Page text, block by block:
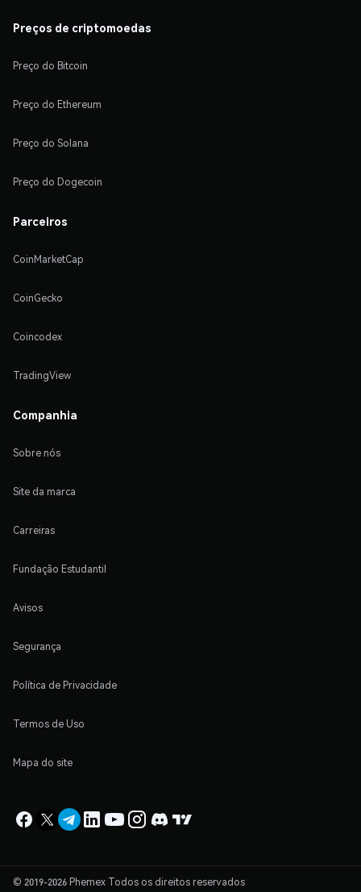
Preços de criptomoedas
Preço do Bitcoin
Preço do Ethereum
Preço do Solana
Preço do Dogecoin
Parceiros
CoinMarketCap
CoinGecko
Coincodex
TradingView
Companhia
Sobre nós
Site da marca
Carreiras
Fundação Estudantil
Avisos
Segurança
Política de Privacidade
Termos de Uso
Mapa do site
© 2019-2026 Phemex Todos os direitos reservados